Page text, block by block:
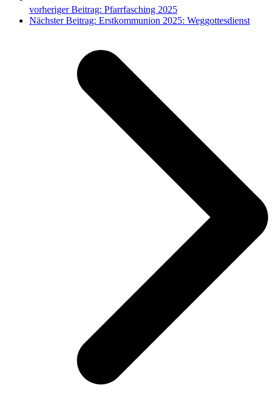
vorheriger Beitrag: Pfarrfasching 2025
Nächster Beitrag: Erstkommunion 2025: Weggottesdienst